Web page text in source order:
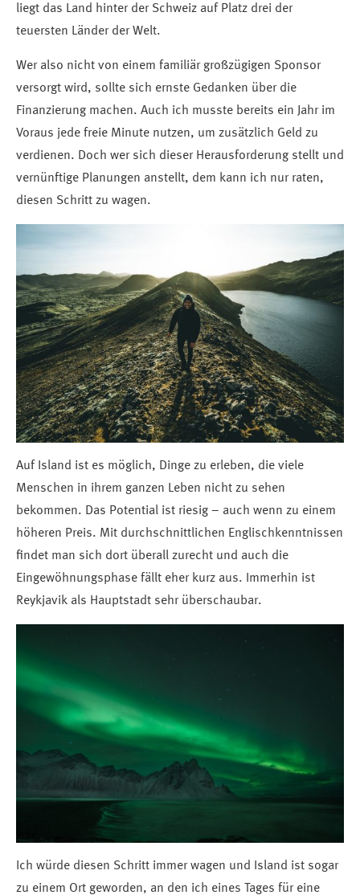
liegt das Land hinter der Schweiz auf Platz drei der
teuersten Länder der Welt.
Wer also nicht von einem familiär großzügigen Sponsor
versorgt wird, sollte sich ernste Gedanken über die
Finanzierung machen. Auch ich musste bereits ein Jahr im
Voraus jede freie Minute nutzen, um zusätzlich Geld zu
verdienen. Doch wer sich dieser Herausforderung stellt und
vernünftige Planungen anstellt, dem kann ich nur raten,
diesen Schritt zu wagen.
Auf Island ist es möglich, Dinge zu erleben, die viele
Menschen in ihrem ganzen Leben nicht zu sehen
bekommen. Das Potential ist riesig – auch wenn zu einem
höheren Preis. Mit durchschnittlichen Englischkenntnissen
findet man sich dort überall zurecht und auch die
Eingewöhnungsphase fällt eher kurz aus. Immerhin ist
Reykjavik als Hauptstadt sehr überschaubar.
Ich würde diesen Schritt immer wagen und Island ist sogar
zu einem Ort geworden, an den ich eines Tages für eine